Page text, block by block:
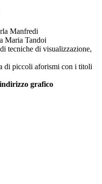
Manfredi
Maria Tandoi
tecniche di visualizzazione,
di piccoli aforismi con i titoli
grafico